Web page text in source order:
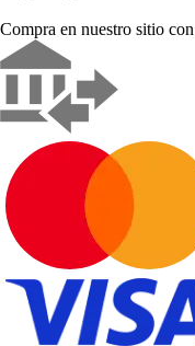
Compra en nuestro sitio